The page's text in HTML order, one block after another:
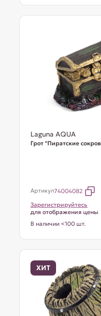
Laguna AQUA
Грот "Пиратские
Артикул74004082
Зарегистрируйтесь
для отображения цены
В наличии <100 шт.
ХИТ